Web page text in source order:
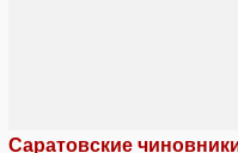
Саратовские